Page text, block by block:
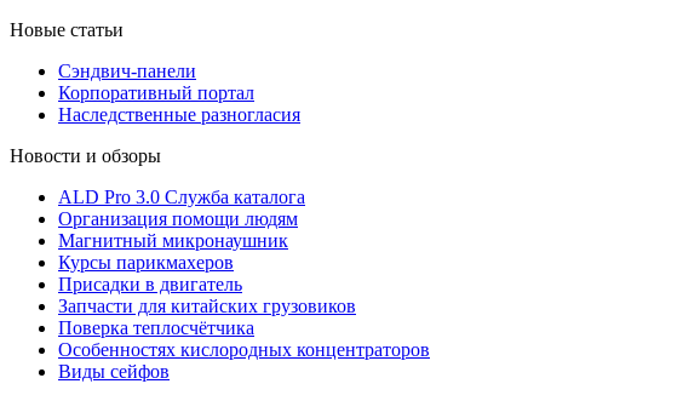
Новые статьи
Сэндвич-панели
Корпоративный портал
Наследственные разногласия
Новости и обзоры
ALD Pro 3.0 Служба каталога
Организация помощи людям
Магнитный микронаушник
Курсы парикмахеров
Присадки в двигатель
Запчасти для китайских грузовиков
Поверка теплосчётчика
Особенностях кислородных концентраторов
Виды сейфов